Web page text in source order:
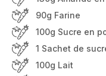
90g Farine
100g Sucre en
1 Sachet de
100g Lait